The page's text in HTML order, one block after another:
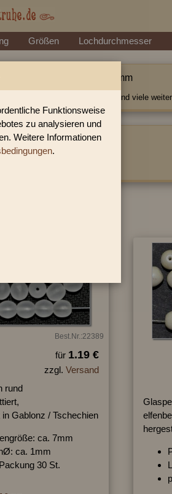
Größen Lochdurchmesser
Perlen runde 7,0 mm
Perlen runde 7,0 mm und viele
sich in folgender Kategorie:
runde Perlen
Best.Nr.:22389
für 1.19 €
zzgl. Versand
rund
in Gablonz / Tschechien
ca. 7mm
ca. 1mm
30 St.
Funktionsweise
zu analysieren und
Weitere Informationen
.